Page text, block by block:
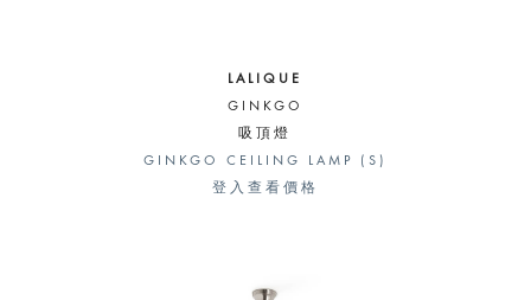
LALIQUE
GINKGO
吸頂燈
GINKGO CEILING LAMP (S)
登入查看價格